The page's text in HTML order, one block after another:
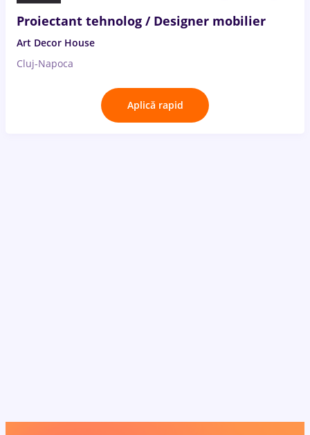
Proiectant tehnolog / Designer mobilier
Art Decor House
Cluj-Napoca
Aplică rapid